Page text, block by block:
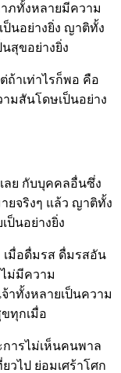
ภทั้งหลายมีความ
นอย่างยิ่ง ญาติทั้ง
สุขอย่างยิ่ง
ถ้าเท่าไรก็พอ คือ
มสันโดษเป็นอย่าง
ลย กับบุคคลอื่นซึ่ง
ยจริงๆ แล้ว ญาติทั้ง
ป็นอย่างยิ่ง
มื่อดื่มรส ดื่มรสอัน
ม่มีความ
าทั้งหลายเป็นความ
ทุกเมื่อ
ารไม่เห็นคนพาล
วไป ย่อมเศร้าโศก